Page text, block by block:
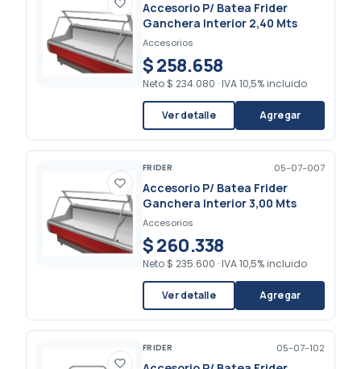
Accesorio P/ Batea Frider
Ganchera Interior 2,40 Mts
Accesorios
$ 258.658
Neto $ 234.080 · IVA 10,5% incluido
Ver detalle Agregar
FRIDER 05-07-007
Accesorio P/ Batea Frider
Ganchera Interior 3,00 Mts
Accesorios
$ 260.338
Neto $ 235.600 · IVA 10,5% incluido
Ver detalle Agregar
FRIDER 05-07-102